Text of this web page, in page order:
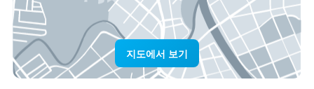
지도에서 보기